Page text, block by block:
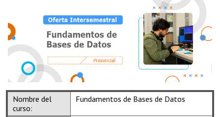
Nombre del
curso:
Fundamentos de Bases de Datos